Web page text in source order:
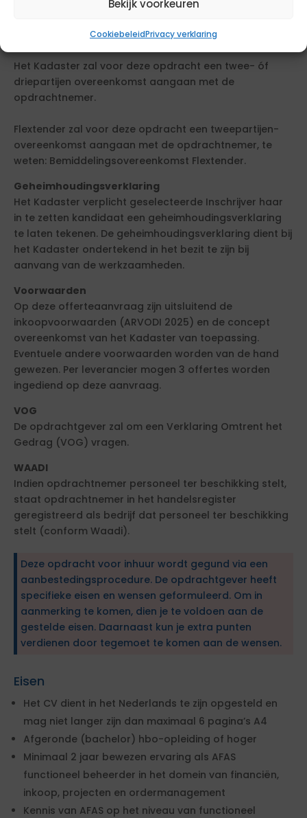
Bekijk voorkeuren
CookiebeleidPrivacy verklaring
vergoeding voor de geleverde bemiddeling en het
Flextender worden vastgelegd.
Het Kadaster zal voor deze opdracht een twee- óf
driepartijen overeenkomst aangaan met de
opdrachtnemer.
Flextender zal voor deze opdracht een tweepartijen-
overeenkomst aangaan met de opdrachtnemer, te
weten: Bemiddelingsovereenkomst Flextender.
Geheimhoudingsverklaring
Het Kadaster verplicht geselecteerde Inschrijver haar
in te zetten kandidaat een geheimhoudingsverklaring
te laten tekenen. De geheimhoudingsverklaring dient bij
het Kadaster ondertekend in het bezit te zijn bij
aanvang van de werkzaamheden.
Voorwaarden
Op deze offerteaanvraag zijn uitsluitend de
inkoopvoorwaarden (ARVODI 2025) en de concept
overeenkomst van het Kadaster van toepassing.
Eventuele andere voorwaarden worden van de hand
gewezen. Per leverancier mogen 3 offertes worden
ingediend op deze aanvraag.
VOG
De opdrachtgever zal om een Verklaring Omtrent het
Gedrag (VOG) vragen.
WAADI
Indien opdrachtnemer personeel ter beschikking stelt,
staat opdrachtnemer in het handelsregister
geregistreerd als bedrijf dat personeel ter beschikking
stelt (conform Waadi).
Deze opdracht voor inhuur wordt gegund via een
aanbestedingsprocedure. De opdrachtgever heeft
specifieke eisen en wensen geformuleerd. Om in
aanmerking te komen, dien je te voldoen aan de
gestelde eisen. Daarnaast kun je extra punten
verdienen door tegemoet te komen aan de wensen.
Eisen
Het CV dient in het Nederlands te zijn opgesteld en
mag niet langer zijn dan maximaal 6 pagina’s A4
Afgeronde (bachelor) hbo-opleiding of hoger
Minimaal 2 jaar bewezen ervaring als AFAS
functioneel beheerder in het domein van financiën,
inkoop, projecten en ordermanagement
Kennis van AFAS op het niveau van functioneel